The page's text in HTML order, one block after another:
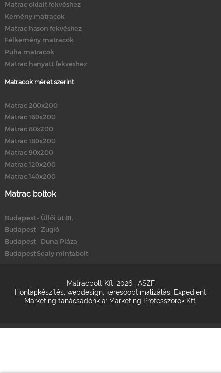
Matrac oldalt fekvéshez
Kemény matracok
Matrac hason fekvéshez
Félkemény matracok
Puha matracok
Matrac hanyatt fekvéshez
Matracok méret szerint
Matrac 200x200
Matrac 160x200
Matrac 80x200
Matrac 180x200
Matrac 90x200
Matrac 120x200
Matrac 140x200
Matrac boltok
Budapest - Üllői út 81.
Budapest - Zugló
Budapest - Duna Pláza
Budapest Sealy mintabolt
Matracbolt Kft. 2026 | ÁSZF
Honlapkészítés webdesign keresőoptimalizálás: Expedient
Marketing tanácsadónk a: Marketing Professzorok Kft.